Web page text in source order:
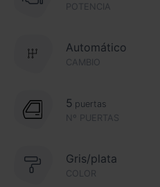
POTENCIA
CAMBIO
Automático
Nº PUERTAS
5 puertas
Gris/plata
COLOR